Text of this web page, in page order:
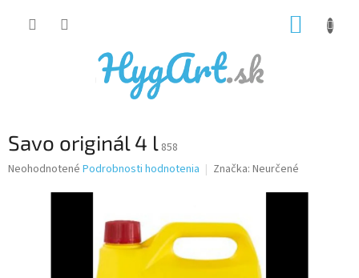
Savo originál 4 l 858
Priemerné
Neohodnotené Podrobnosti hodnotenia Značka: Neurčené